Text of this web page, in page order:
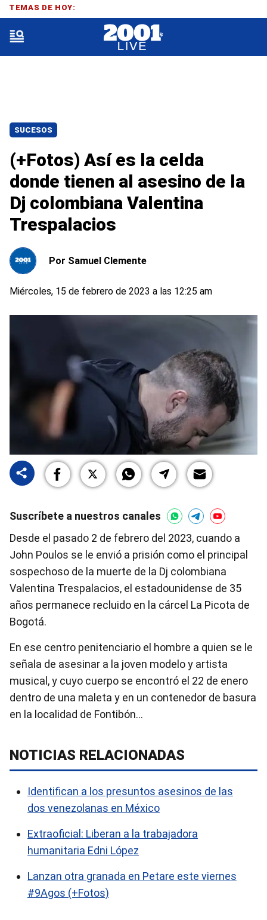
SUCESOS
(+Fotos) Así es la celda
donde tienen al asesino de la
Dj colombiana Valentina
Trespalacios
Por Samuel Clemente
Miércoles, 15 de febrero de 2023 a las 12:25 am
Suscríbete a nuestros canales
Desde el pasado 2 de febrero del 2023, cuando a
John Poulos se le envió a prisión como el principal
sospechoso de la muerte de la Dj colombiana
Valentina Trespalacios, el estadounidense de 35
años permanece recluido en la cárcel La Picota de
Bogotá.
En ese centro penitenciario el hombre a quien se le
señala de asesinar a la joven modelo y artista
musical, y cuyo cuerpo se encontró el 22 de enero
dentro de una maleta y en un contenedor de basura
en la localidad de Fontibón…
NOTICIAS RELACIONADAS
Identifican a los presuntos asesinos de las
dos venezolanas en México
Extraoficial: Liberan a la trabajadora
humanitaria Edni López
Lanzan otra granada en Petare este viernes
#9Agos (+Fotos)
TEMAS DE HOY: